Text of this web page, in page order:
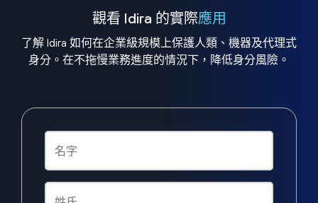
觀看 Idira 的實際應用
了解 Idira 如何在企業級規模上保護人類、機器及代理式
身分。在不拖慢業務進度的情況下，降低身分風險。